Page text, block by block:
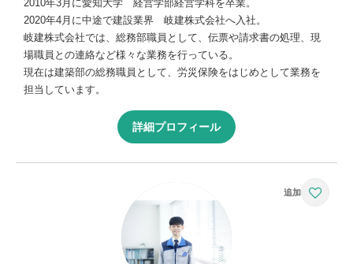
2010年3月に愛知大学 経営学部経営学科を卒業。
2020年4月に中途で建設業界 岐建株式会社へ入社。
岐建株式会社では、総務部職員として、伝票や請求書の処理、現
場職員との連絡など様々な業務を行っている。
現在は建築部の総務職員として、労災保険をはじめとして業務を
担当しています。
詳細プロフィール